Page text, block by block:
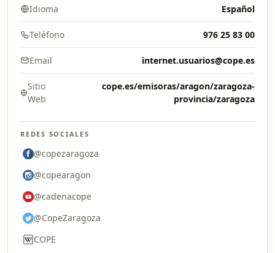
Idioma Español
Teléfono 976 25 83 00
Email internet.usuarios@cope.es
Sitio
Web
cope.es/emisoras/aragon/zaragoza-
provincia/zaragoza
REDES SOCIALES
@copezaragoza
@copearagon
@cadenacope
@CopeZaragoza
COPE